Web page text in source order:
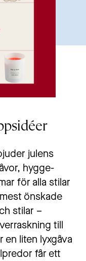
julens
hygge-
för alla stilar
önskade
stilar –
till
en liten lyxgåva
får ett